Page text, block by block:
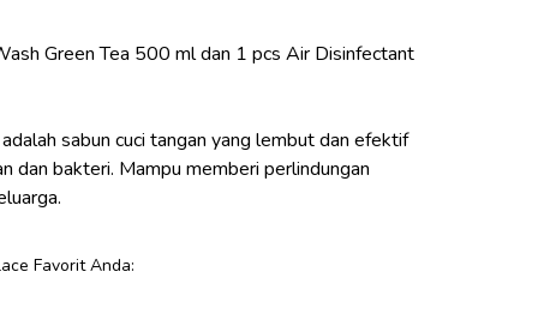
Green Tea 500 ml dan 1 pcs Air Disinfectant
sabun cuci tangan yang lembut dan efektif
dan bakteri. Mampu memberi perlindungan
Favorit Anda: